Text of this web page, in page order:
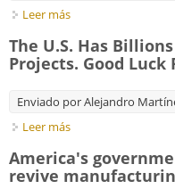
Leer más
The U.S. Has
Projects. Good Luck
Enviado porAlejandro
Leer más
America's
revive